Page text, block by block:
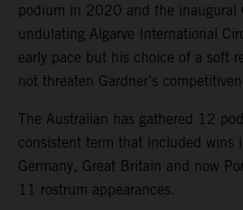
podium in 2020 and the inaugural
undulating Algarve International
early pace but his choice of a soft
not threaten Gardner’s
The Australian has gathered 12
consistent term that included wins
Germany, Great Britain and now
11 rostrum appearances.